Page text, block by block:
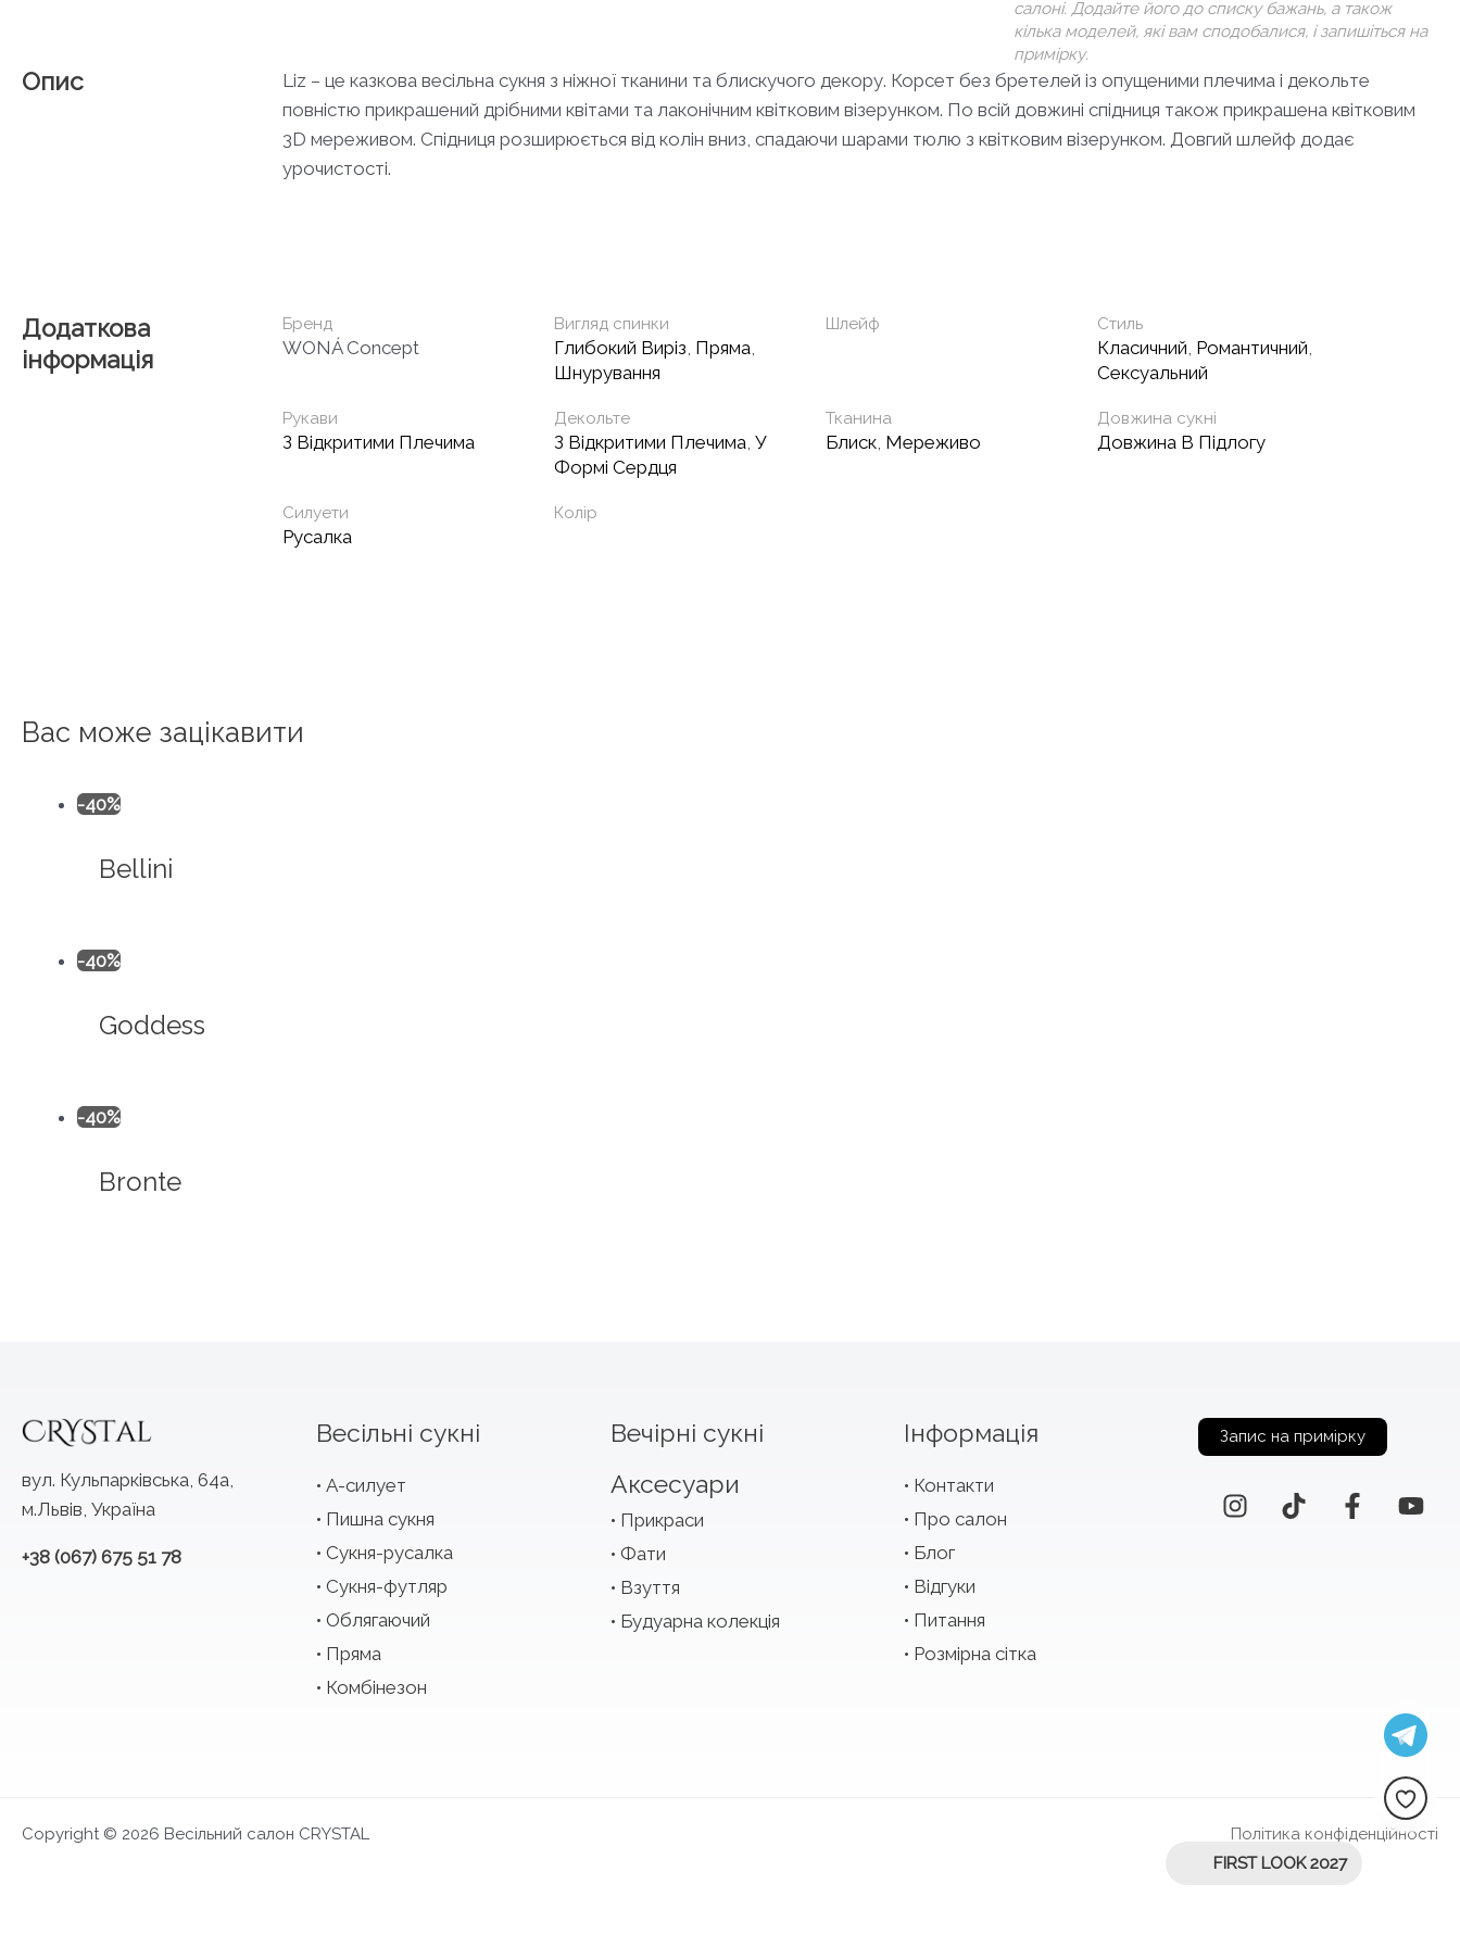
салоні. Додайте його до списку бажань, а також
кілька моделей, які вам сподобалися, і запишіться на
примірку.
Опис
Liz – це казкова весільна сукня з ніжної тканини та блискучого декору. Корсет без бретелей із опущеними плечима і декольте
повністю прикрашений дрібними квітами та лаконічним квітковим візерунком. По всій довжині спідниця також прикрашена квітковим
3D мереживом. Спідниця розширюється від колін вниз, спадаючи шарами тюлю з квітковим візерунком. Довгий шлейф додає
урочистості.
Додаткова
інформація
Бренд
WONÁ Concept
Вигляд спинки
Глибокий Виріз, Пряма,
Шнурування
Шлейф Стиль
Класичний, Романтичний,
Сексуальний
Рукави
З Відкритими Плечима
Декольте
З Відкритими Плечима, У
Формі Сердця
Тканина
Блиск, Мереживо
Довжина сукні
Довжина В Підлогу
Силуети
Русалка
Колір
Вас може зацікавити
-40%
Bellini
-40%
Goddess
-40%
Bronte
вул. Кульпарківська, 64а,
м.Львів, Україна
+38 (067) 675 51 78
Весільні сукні
А-силует
Пишна сукня
Сукня-русалка
Сукня-футляр
Облягаючий
Пряма
Комбінезон
Вечірні сукні
Аксесуари
Прикраси
Фати
Взуття
Будуарна колекція
Інформація
Контакти
Про салон
Блог
Відгуки
Питання
Розмірна сітка
Запис на примірку
Copyright © 2026 Весільний салон CRYSTAL
Політика конфіденційності
FIRST LOOK 2027